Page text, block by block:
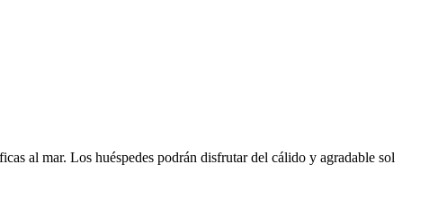
al mar. Los huéspedes podrán disfrutar del cálido y agradable sol